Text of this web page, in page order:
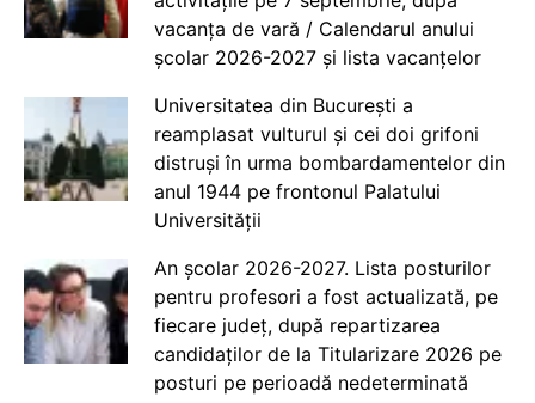
vacanța de vară / Calendarul anului
școlar 2026-2027 și lista vacanțelor
Universitatea din București a
reamplasat vulturul și cei doi grifoni
distruși în urma bombardamentelor din
anul 1944 pe frontonul Palatului
Universității
An școlar 2026-2027. Lista posturilor
pentru profesori a fost actualizată, pe
fiecare județ, după repartizarea
candidaților de la Titularizare 2026 pe
posturi pe perioadă nedeterminată